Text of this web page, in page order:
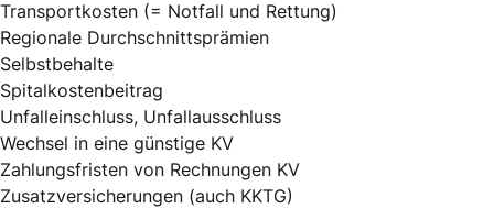
Transportkosten (= Notfall und Rettung)
Regionale Durchschnittsprämien
Selbstbehalte
Spitalkostenbeitrag
Unfalleinschluss, Unfallausschluss
Wechsel in eine günstige KV
Zahlungsfristen von Rechnungen KV
Zusatzversicherungen (auch KKTG)